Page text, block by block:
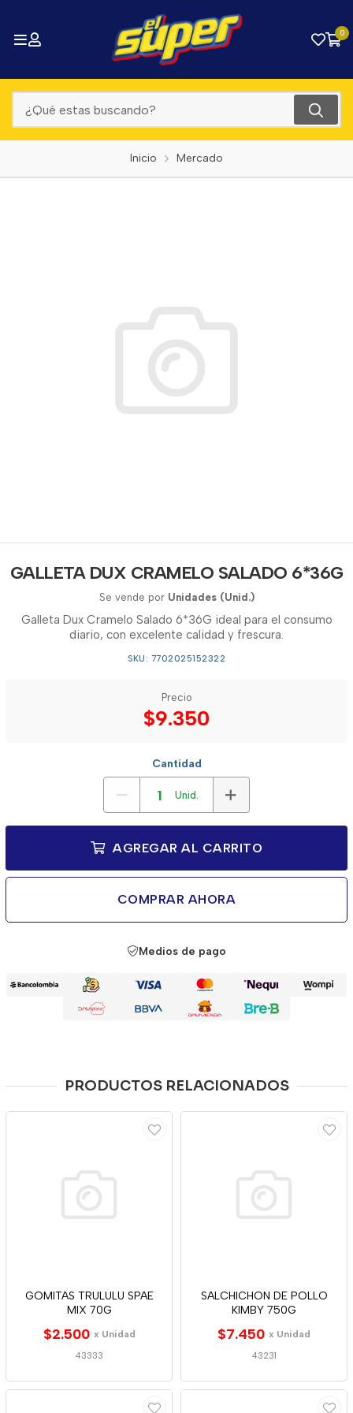
0
Inicio Mercado
GALLETA DUX CRAMELO SALADO 6*36G
Se vende por Unidades (Unid.)
Galleta Dux Cramelo Salado 6*36G ideal para el consumo
diario, con excelente calidad y frescura.
SKU: 7702025152322
Precio
$9.350
Cantidad
Unid.
AGREGAR AL CARRITO
COMPRAR AHORA
Medios de pago
PRODUCTOS RELACIONADOS
GOMITAS TRULULU SPAE
MIX 70G
$2.500 x Unidad
43333
SALCHICHON DE POLLO
KIMBY 750G
$7.450 x Unidad
43231